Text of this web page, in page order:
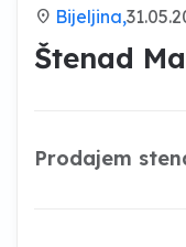
location_on Bijeljina,
Štenad
Prodajem